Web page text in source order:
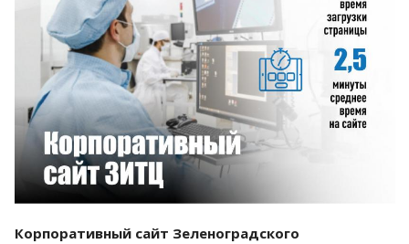
Смотреть проект
Корпоративный сайт Зеленоградского